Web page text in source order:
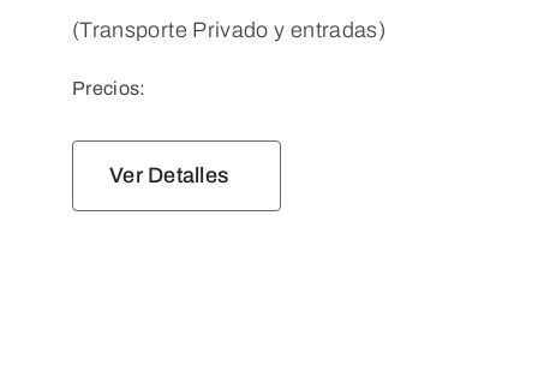
(Transporte Privado y entradas)
Precios:
Ver Detalles